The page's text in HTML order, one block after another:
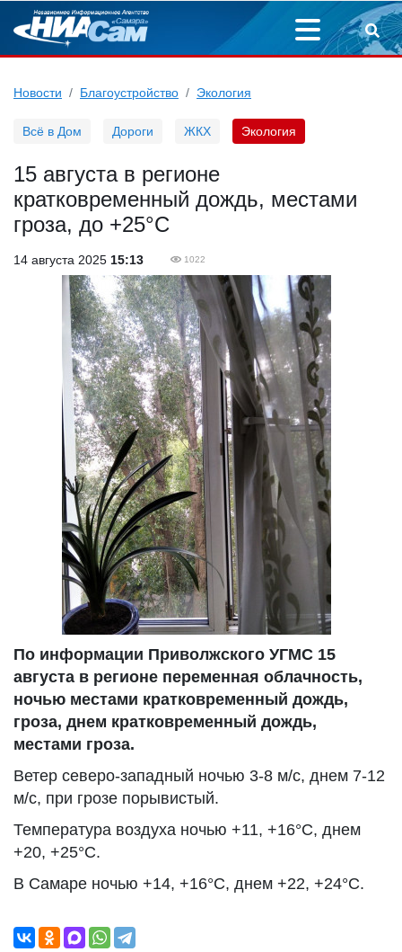
Новости Благоустройство Экология
Всё в Дом Дороги ЖКХ Экология
15 августа в регионе
кратковременный дождь, местами
гроза, до +25°С
14 августа 2025 15:13 1022
По информации Приволжского УГМС 15
августа в регионе переменная облачность,
ночью местами кратковременный дождь,
гроза, днем кратковременный дождь,
местами гроза.
Ветер северо-западный ночью 3-8 м/с, днем 7-12
м/с, при грозе порывистый.
Температура воздуха ночью +11, +16°С, днем
+20, +25°С.
В Самаре ночью +14, +16°С, днем +22, +24°С.